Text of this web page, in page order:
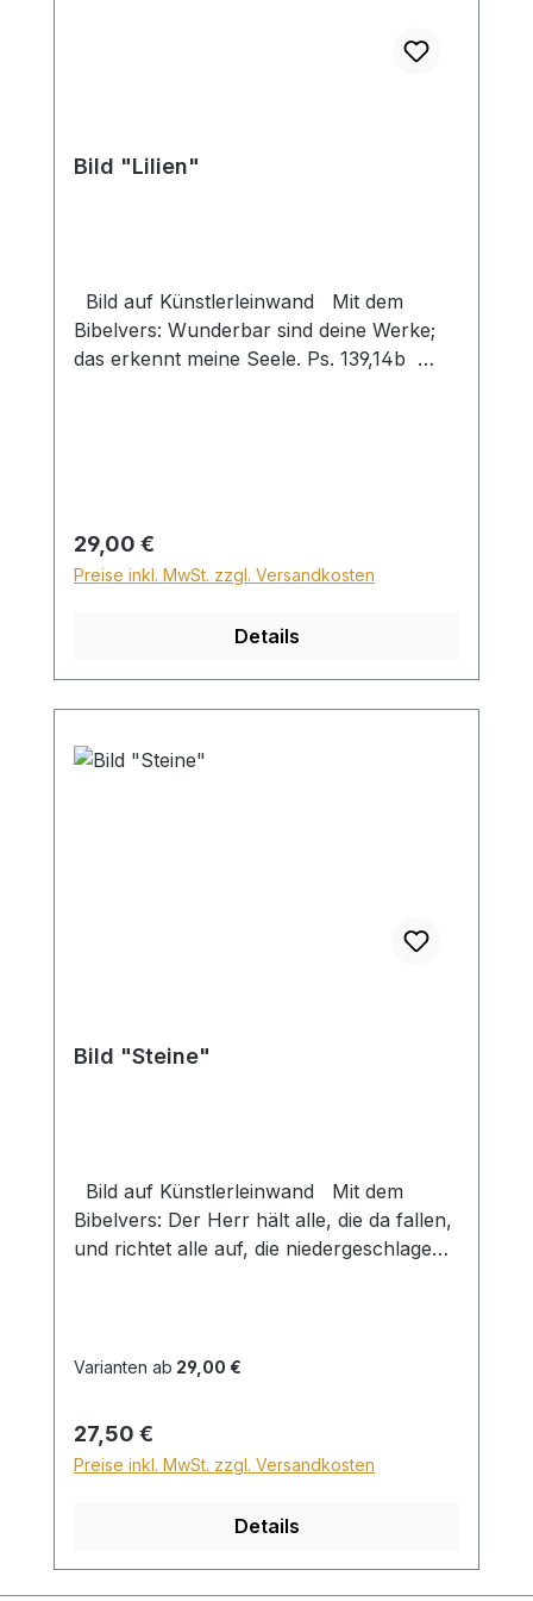
Bild "Lilien"
Bild auf Künstlerleinwand Mit dem
Bibelvers: Wunderbar sind deine Werke;
das erkennt meine Seele. Ps. 139,14b
Ausland beträgt der Sperrgutzuschlag
30€.
Regulärer Preis:
29,00 €
Preise inkl. MwSt. zzgl. Versandkosten
Details
Bild "Steine"
Bild auf Künstlerleinwand Mit dem
Bibelvers: Der Herr hält alle, die da fallen,
und richtet alle auf, die niedergeschlagen
innerhalb Deutschlands ein Zuschlag für
Für den Versand ins Ausland beträgt der
Sperrgutzuschlag 30€.
Varianten ab 29,00 €
Regulärer Preis:
27,50 €
Preise inkl. MwSt. zzgl. Versandkosten
Details